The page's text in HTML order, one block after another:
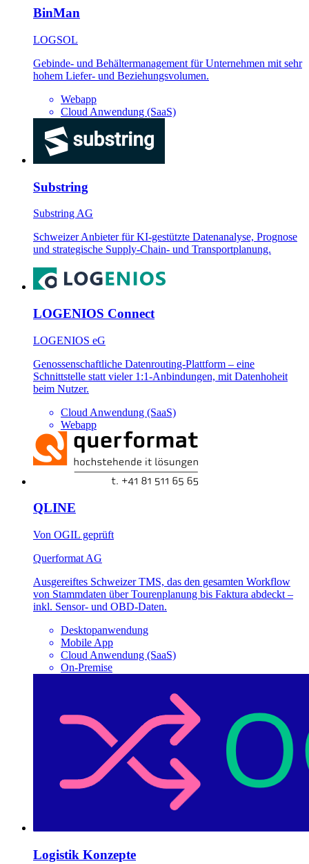
BinMan
LOGSOL
Gebinde- und Behältermanagement für Unternehmen mit sehr
hohem Liefer- und Beziehungsvolumen.
Webapp
Cloud Anwendung (SaaS)
Substring
Substring AG
Schweizer Anbieter für KI-gestützte Datenanalyse, Prognose
und strategische Supply-Chain- und Transportplanung.
LOGENIOS Connect
LOGENIOS eG
Genossenschaftliche Datenrouting-Plattform – eine
Schnittstelle statt vieler 1:1-Anbindungen, mit Datenhoheit
beim Nutzer.
Cloud Anwendung (SaaS)
Webapp
QLINE
Von OGIL geprüft
Querformat AG
Ausgereiftes Schweizer TMS, das den gesamten Workflow
von Stammdaten über Tourenplanung bis Faktura abdeckt –
inkl. Sensor- und OBD-Daten.
Desktopanwendung
Mobile App
Cloud Anwendung (SaaS)
On-Premise
Logistik Konzepte